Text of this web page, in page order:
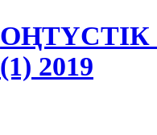
(1) 2019